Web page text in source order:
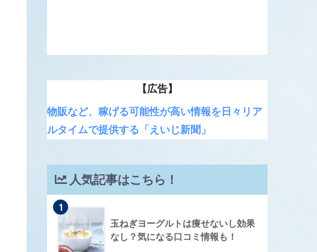
【広告】
物販など、稼げる可能性が高い情報を日々リア
ルタイムで提供する「えいじ新聞」
人気記事はこちら！
1
玉ねぎヨーグルトは痩せないし効果
なし？気になる口コミ情報も！